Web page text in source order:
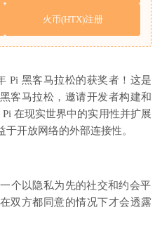
火币(HTX)注册
Pi 黑客马拉松的获奖者！这是
客马拉松，邀请开发者构建和
在现实世界中的实用性并扩展
开放网络的外部连接性。
一个以隐私为先的社交和约会平
双方都同意的情况下才会透露